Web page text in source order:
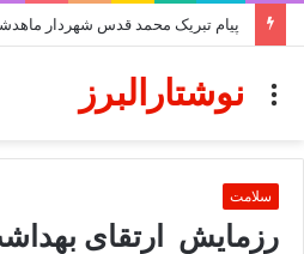
تکریم قلم و خبر
نوشتارالبرزمنو
سلامت
رزمایش ارتقای